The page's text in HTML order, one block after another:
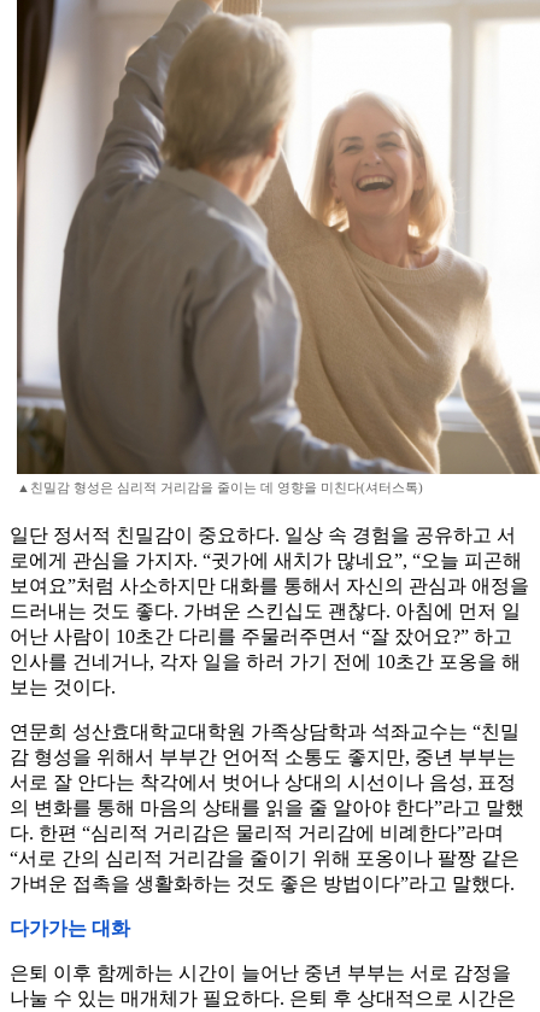
▲친밀감 형성은 심리적 거리감을 줄이는 데 영향을 미친다(셔터스톡)
일단 정서적 친밀감이 중요하다. 일상 속 경험을 공유하고 서
로에게 관심을 가지자. “귓가에 새치가 많네요”, “오늘 피곤해
보여요”처럼 사소하지만 대화를 통해서 자신의 관심과 애정을
드러내는 것도 좋다. 가벼운 스킨십도 괜찮다. 아침에 먼저 일
어난 사람이 10초간 다리를 주물러주면서 “잘 잤어요?” 하고
인사를 건네거나, 각자 일을 하러 가기 전에 10초간 포옹을 해
보는 것이다.
연문희 성산효대학교대학원 가족상담학과 석좌교수는 “친밀
감 형성을 위해서 부부간 언어적 소통도 좋지만, 중년 부부는
서로 잘 안다는 착각에서 벗어나 상대의 시선이나 음성, 표정
의 변화를 통해 마음의 상태를 읽을 줄 알아야 한다”라고 말했
다. 한편 “심리적 거리감은 물리적 거리감에 비례한다”라며
“서로 간의 심리적 거리감을 줄이기 위해 포옹이나 팔짱 같은
가벼운 접촉을 생활화하는 것도 좋은 방법이다”라고 말했다.
다가가는 대화
은퇴 이후 함께하는 시간이 늘어난 중년 부부는 서로 감정을
나눌 수 있는 매개체가 필요하다. 은퇴 후 상대적으로 시간은